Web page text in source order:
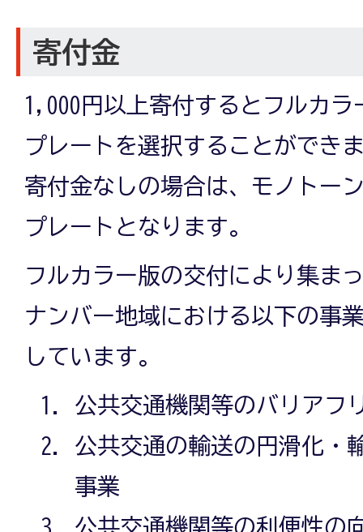
寄付金
1,000円以上寄付するとフルカ
プレートを選択することができ
寄付金なしの場合は、モノトー
プレートとなります。
フルカラー版の交付により集ま
ナンバー地域における以下の事
しています。
公共交通機関等のバリアフ
公共交通の輸送の円滑化・
事業
公共交通機関等の利便性の